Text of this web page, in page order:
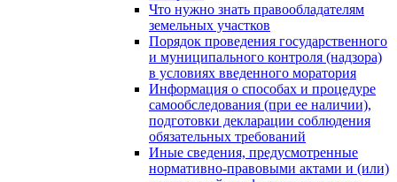
Что нужно знать правообладателям
земельных участков
Порядок проведения государственного
и муниципального контроля (надзора)
в условиях введенного моратория
Информация о способах и процедуре
самообследования (при ее наличии),
подготовки декларации соблюдения
обязательных требований
Иные сведения, предусмотренные
нормативно-правовыми актами и (или)